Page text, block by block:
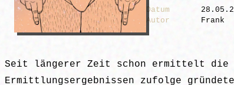
Datum
Autor
Frank
Seit längerer Zeit schon ermittelt die
Ermittlungsergebnissen zufolge